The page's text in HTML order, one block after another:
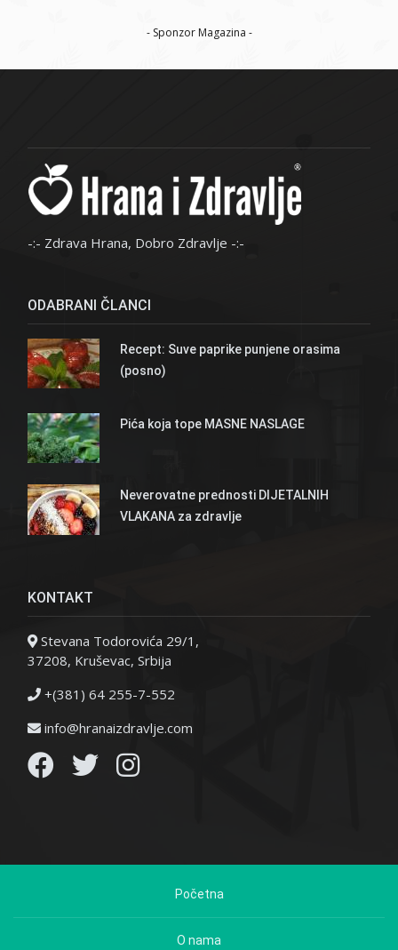
- Sponzor Magazina -
-:- Zdrava Hrana, Dobro Zdravlje -:-
ODABRANI ČLANCI
Recept: Suve paprike punjene orasima
(posno)
Pića koja tope MASNE NASLAGE
Neverovatne prednosti DIJETALNIH
VLAKANA za zdravlje
KONTAKT
Stevana Todorovića 29/1,
37208, Kruševac, Srbija
+(381) 64 255-7-552
info@hranaizdravlje.com
Početna
O nama